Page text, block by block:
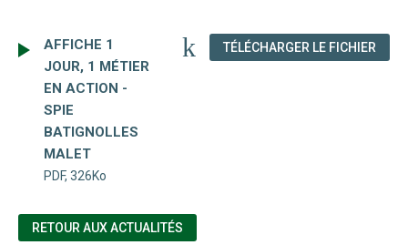
AFFICHE 1
JOUR, 1 MÉTIER
EN ACTION -
SPIE
BATIGNOLLES
MALET
PDF, 326Ko
TÉLÉCHARGER LE FICHIER
RETOUR AUX ACTUALITÉS